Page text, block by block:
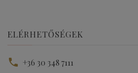
ELÉRHETŐSÉGEK
+36 30 348 7111